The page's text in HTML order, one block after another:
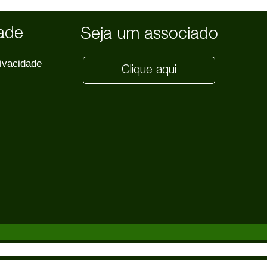
Clique aqui
Seja um associado